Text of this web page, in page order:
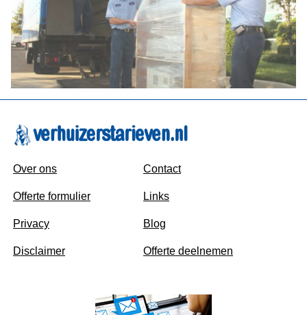
Over ons
Offerte formulier
Privacy
Disclaimer
Contact
Links
Blog
Offerte deelnemen